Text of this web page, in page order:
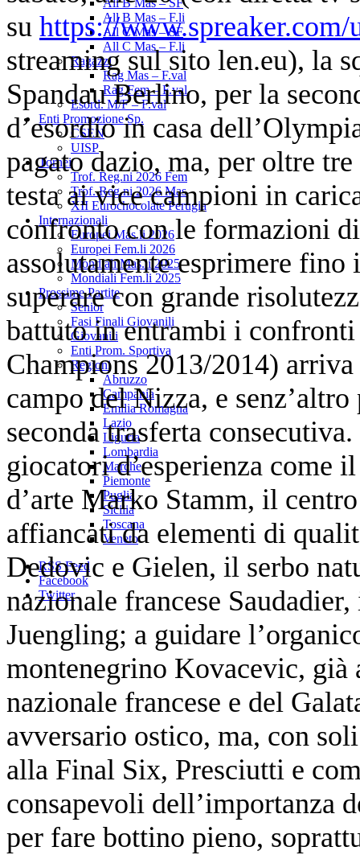
All B Mas – SF
All B Mas – F.li
All C Mas – SF
All C Mas – F.li
Ragazzi
Rag Mas – F.val
Rag Fem – F.val
Esord. M/F – F.val
Enti Promozione Sp.
CSEN
UISP
Tornei
Trof. Reg.ni 2026 Fem
Trof. Reg.ni 2026 Mas
XII Eurochocolate Perugia
Internazionali
Europei Mas.li 2026
Europei Fem.li 2026
Mondiali Mas.li 2025
Mondiali Fem.li 2025
Prossime Partite
Senior
Fasi Finali Giovanili
Giovanili
Enti Prom. Sportiva
Regioni
Abruzzo
Campania
Emilia Romagna
Lazio
Liguria
Lombardia
Marche
Piemonte
Puglia
Sicilia
Toscana
Veneto
RSS Feed
Facebook
Twitter
su https://www.spreaker.com/
streaming sul sito len.eu), la
Spandau Berlino, per la
d’esordio in casa
pagato dazio, ma, per oltre
testa ai vice campioni in
confronto con le formazioni
assolutamente esprimere
superare con grande
battuto in entrambi i
Champions 2013/2014)
campo del Nizza, e
seconda trasferta
giocatori d’esperienza come
d’arte Marko Stamm, il
affiancati da elementi di
Dedovic e Gielen, il serbo
nazionale francese
Juengling; a guidare
montenegrino Kovacevic,
nazionale francese e del
avversario ostico, ma, con
alla Final Six, Presciutti e
consapevoli dell’importanza
per fare bottino pieno,